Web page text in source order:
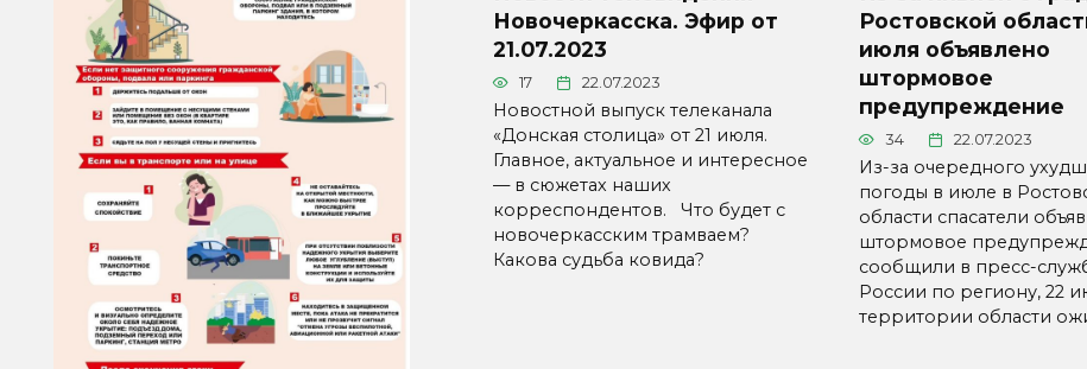
Новочеркасска. Эфир от
21.07.2023
17 22.07.2023
Новостной выпуск телеканала
«Донская столица» от 21 июля.
Главное, актуальное и интересное
— в сюжетах наших
корреспондентов. Что будет с
новочеркасским трамваем?
Какова судьба ковида?
Ростовской
июля объявлено
штормовое
предупреждение
34 22.07.2023
Из-за очередного
погоды в июле в
области спасатели
штормовое
сообщили в пресс-
России по региону, 22
территории области